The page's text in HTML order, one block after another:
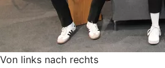
Von links nach rechts